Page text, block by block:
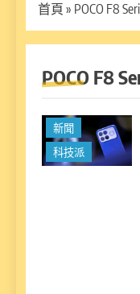
首頁 » POCO F8
POCO F8
新聞
科技派